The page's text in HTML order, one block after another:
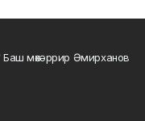
мөхәррир Әмирханов